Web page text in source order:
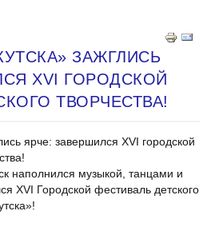
ЗАЖГЛИСЬ
XVI ГОРОДСКОЙ
ТВОРЧЕСТВА!
ярче: завершился XVI городской
наполнился музыкой, танцами и
XVI Городской фестиваль детского